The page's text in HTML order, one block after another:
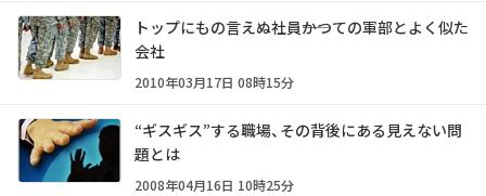
トップにもの言えぬ社員――かつての軍部とよく似た
会社
2010年03月17日 08時15分
“ギスギス”する職場、その背後にある見えない問
題とは
2008年04月16日 10時25分